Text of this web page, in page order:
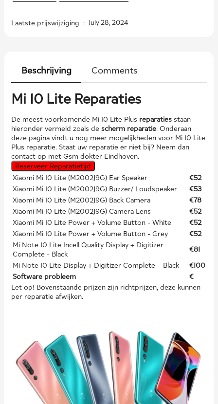
Laatste prijswijziging : July 28, 2024
Beschrijving Comments
Mi 10 Lite Reparaties
De meest voorkomende Mi 10 Lite Plus reparatiesstaan
hieronder vermeld zoals de scherm reparatie. Onderaan
deze pagina vindt u nog meer mogelijkheden voor Mi 10 Lite
Plus reparatie. Staat uw reparatie er niet bij? Neem dan
contact op met Gsm dokter Eindhoven.
Reserveer Reparatietijd
Xiaomi Mi 10 Lite (M2002J9G) Ear Speaker
€52
Xiaomi Mi 10 Lite (M2002J9G) Buzzer/ Loudspeaker
€53
Xiaomi Mi 10 Lite (M2002J9G) Back Camera
€78
Xiaomi Mi 10 Lite (M2002J9G) Camera Lens
€52
Xiaomi Mi 10 Lite Power + Volume Button - White
€52
Xiaomi Mi 10 Lite Power + Volume Button - Grey
€52
Mi Note 10 Lite Incell Quality Display + Digitizer
Complete - Black
€81
Mi Note 10 Lite Display + Digitizer Complete – Black
€100
Software probleem
€
Let op! Bovenstaande prijzen zijn richtprijzen, deze kunnen
per reparatie afwijken.